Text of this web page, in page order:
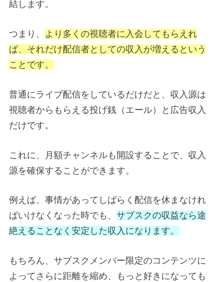
結します。
つまり、 より多くの視聴者に入会してもらえれ
ば、それだけ配信者としての収入が増えるという
ことです。
普通にライブ配信をしているだけだと、収入源は
視聴者からもらえる投げ銭（エール）と広告収入
だけです。
これに、月額チャンネルも開設することで、収入
源を確保することができます。
例えば、事情があってしばらく配信を休まなけれ
ばいけなくなった時でも、 サブスクの収益なら途
絶えることなく安定した収入になります。
もちろん、サブスクメンバー限定のコンテンツに
よってさらに距離を縮め、もっと好きになっても